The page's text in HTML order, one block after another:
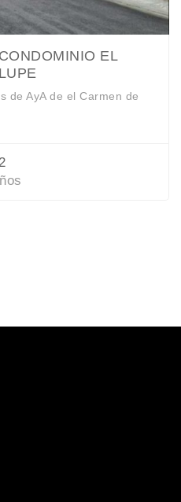
EL
de AyA de el Carmen de
2